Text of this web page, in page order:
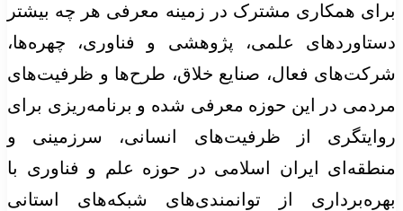
برای همکاری مشترک در زمینه معرفی هر چه بیشتر
دستاوردهای علمی، پژوهشی و فناوری، چهره‌ها،
شرکت‌های فعال، صنایع خلاق، طرح‌ها و ظرفیت‌های
مردمی در این حوزه معرفی شده و برنامه‌ریزی برای
روایتگری از ظرفیت‌های انسانی، سرزمینی و
منطقه‌ای ایران اسلامی در حوزه علم و فناوری با
بهره‌برداری از توانمندی‌های شبکه‌های استانی